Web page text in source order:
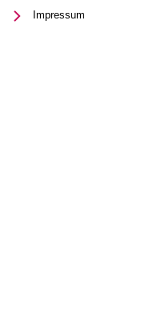
Impressum